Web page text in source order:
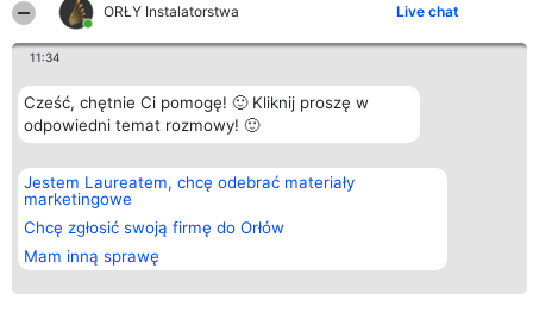
ORŁY Instalatorstwa Live chat
11:34
Cześć, chętnie Ci pomogę! 🙂 Kliknij proszę w
odpowiedni temat rozmowy! 🙂
Jestem Laureatem, chcę odebrać materiały
marketingowe
Chcę zgłosić swoją firmę do Orłów
Mam inną sprawę
Organizator plebiscytu
Bright Side Solutions sp. z o.
o. sp. k.
Wrocław 50-079
KRS 0000749100 | Regon
381313360 | NIP 8943132676
+48 508 492 400
Plebiscyt
Laureaci
Lista
Laureatów
Polityka
Kontakt